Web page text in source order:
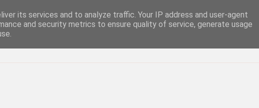
its services and to analyze traffic. Your IP address and user-agent
and security metrics to ensure quality of service, generate usage